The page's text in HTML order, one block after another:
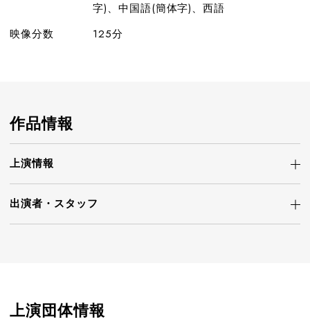
字)、中国語(簡体字)、西語
映像分数
125分
作品情報
上演情報
出演者・ スタッフ
上演団体情報